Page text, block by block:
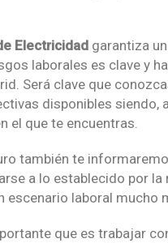
Electricidad garantiza
laborales es clave y
Será clave que
disponibles siendo,
el que te encuentras.
también te
a lo establecido por
escenario laboral mucho
que es trabajar